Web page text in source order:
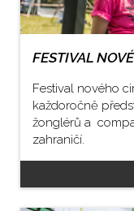
FESTIVAL
Festival nového
každoročně
žonglérů a
zahraničí.